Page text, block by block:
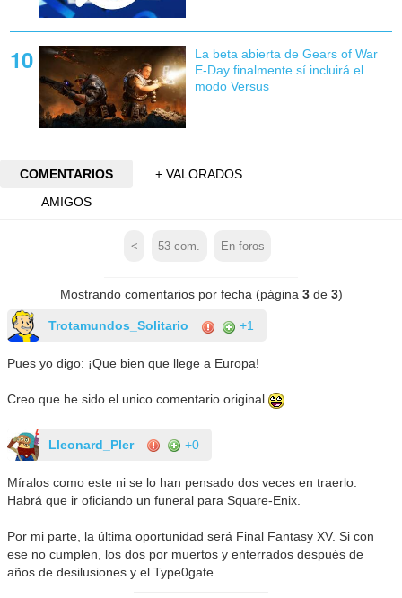
La beta abierta de Gears of War
E-Day finalmente sí incluirá el
modo Versus
COMENTARIOS
+ VALORADOS
AMIGOS
< 53 com. En foros
Mostrando comentarios por fecha (página 3de 3)
Trotamundos_Solitario +1
Pues yo digo: ¡Que bien que llege a Europa!
Creo que he sido el unico comentario original
Lleonard_Pler +0
Míralos como este ni se lo han pensado dos veces en traerlo.
Habrá que ir oficiando un funeral para Square-Enix.
Por mi parte, la última oportunidad será Final Fantasy XV. Si con
ese no cumplen, los dos por muertos y enterrados después de
años de desilusiones y el Type0gate.